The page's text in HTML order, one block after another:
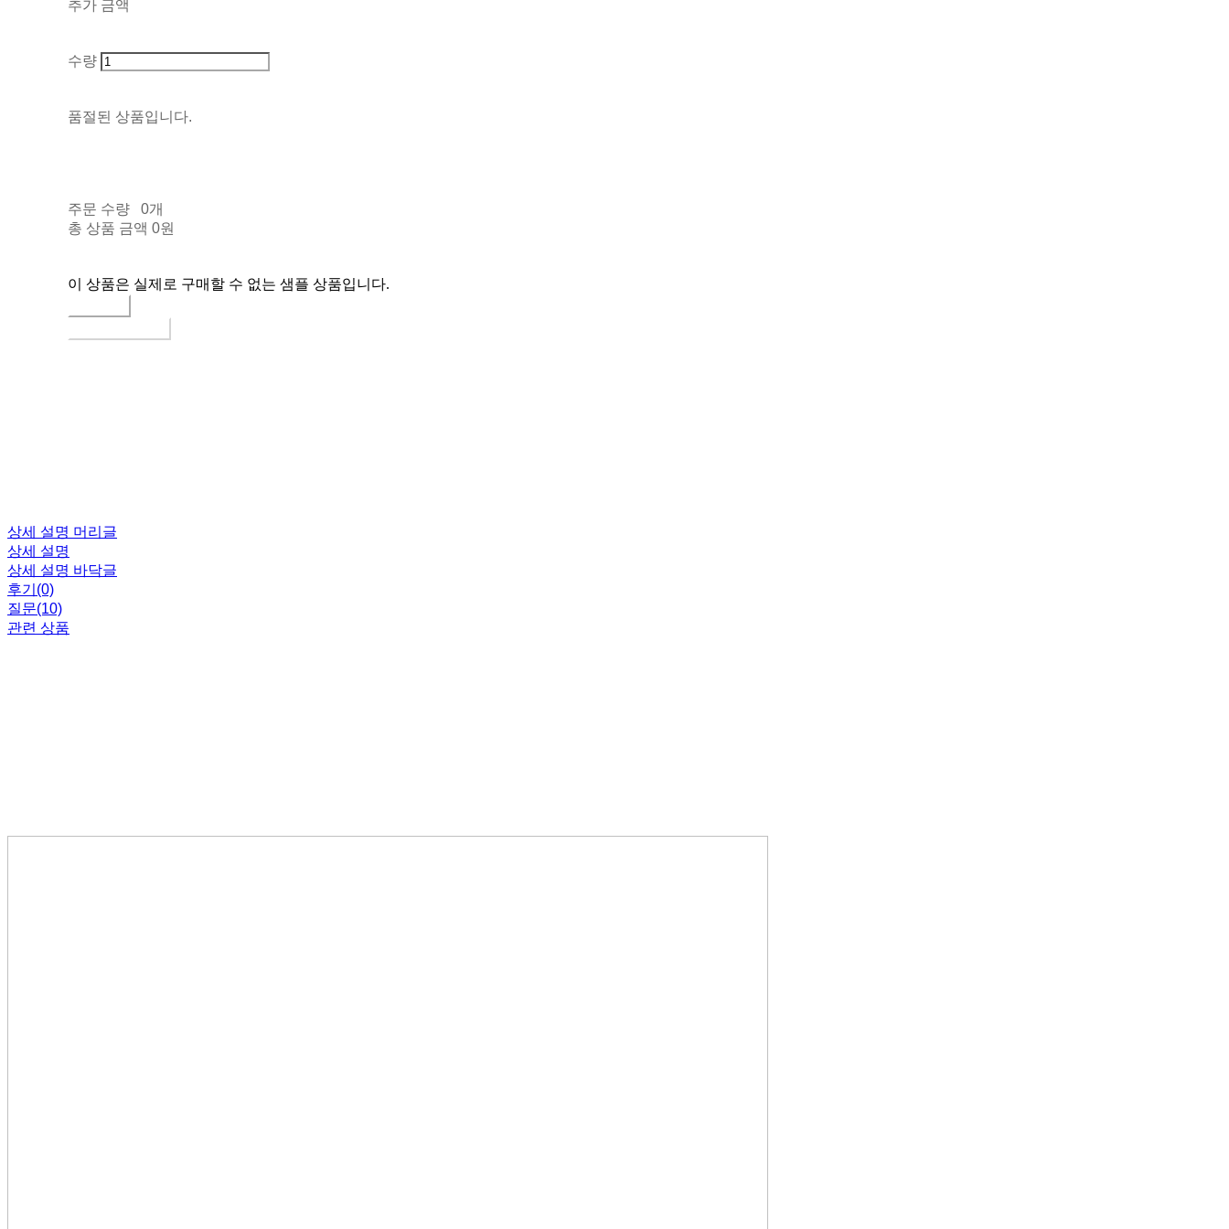
추가 금액
수량
품절된 상품입니다.
주문 수량
0개
총 상품 금액 0원
이 상품은 실제로 구매할 수 없는 샘플 상품입니다.
상세 설명 머리글
상세 설명
상세 설명 바닥글
후기(0)
질문(10)
관련 상품